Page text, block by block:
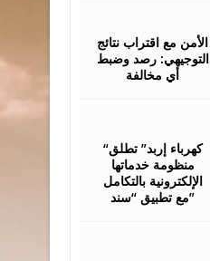
الأمن مع اقتراب نتائج
التوجيهي: رصد وضبط
أي مخالفة
2026
“كهرباء إربد” تطلق
منظومة خدماتها
الإلكترونية بالتكامل
مع تطبيق “سند”